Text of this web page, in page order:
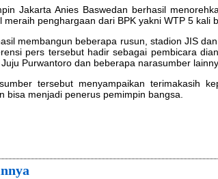
Jakarta Anies Baswedan berhasil
meraih penghargaan dari BPK yakni WTP 5 kali
membangun beberapa rusun, stadion JIS
pers tersebut hadir sebagai pembicara
Purwantoro dan beberapa narasumber
tersebut menyampaikan terimakasih
bisa menjadi penerus pemimpin bangsa.